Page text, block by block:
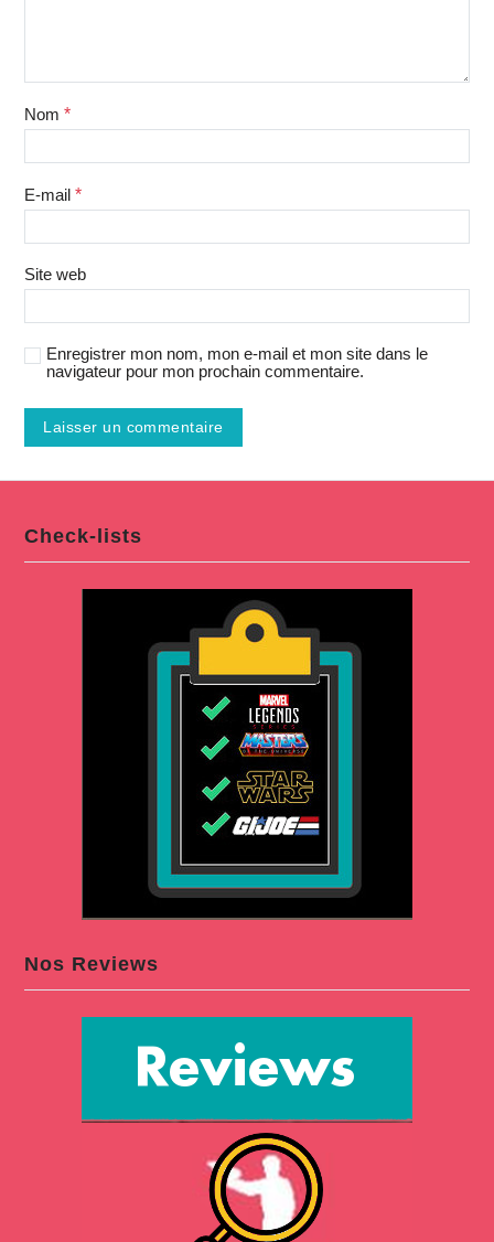
Nom *
E-mail *
Site web
Enregistrer mon nom, mon e-mail et mon site dans le
navigateur pour mon prochain commentaire.
Check-lists
Nos Reviews